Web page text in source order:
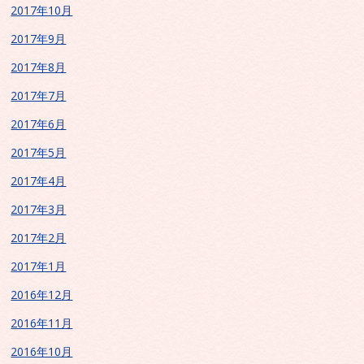
2017年10月
2017年9月
2017年8月
2017年7月
2017年6月
2017年5月
2017年4月
2017年3月
2017年2月
2017年1月
2016年12月
2016年11月
2016年10月